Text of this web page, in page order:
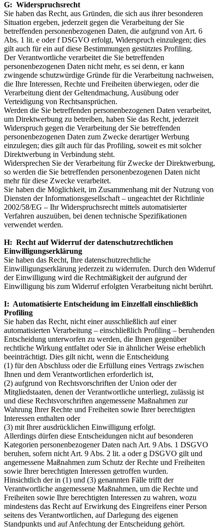
G: Widerspruchsrecht
Sie haben das Recht, aus Gründen, die sich aus ihrer besonderen
Situation ergeben, jederzeit gegen die Verarbeitung der Sie
betreffenden personenbezogenen Daten, die aufgrund von Art. 6
Abs. 1 lit. e oder f DSGVO erfolgt, Widerspruch einzulegen; dies
gilt auch für ein auf diese Bestimmungen gestütztes Profiling.
Der Verantwortliche verarbeitet die Sie betreffenden
personenbezogenen Daten nicht mehr, es sei denn, er kann
zwingende schutzwürdige Gründe für die Verarbeitung nachweisen,
die Ihre Interessen, Rechte und Freiheiten überwiegen, oder die
Verarbeitung dient der Geltendmachung, Ausübung oder
Verteidigung von Rechtsansprüchen.
Werden die Sie betreffenden personenbezogenen Daten verarbeitet,
um Direktwerbung zu betreiben, haben Sie das Recht, jederzeit
Widerspruch gegen die Verarbeitung der Sie betreffenden
personenbezogenen Daten zum Zwecke derartiger Werbung
einzulegen; dies gilt auch für das Profiling, soweit es mit solcher
Direktwerbung in Verbindung steht.
Widersprechen Sie der Verarbeitung für Zwecke der Direktwerbung,
so werden die Sie betreffenden personenbezogenen Daten nicht
mehr für diese Zwecke verarbeitet.
Sie haben die Möglichkeit, im Zusammenhang mit der Nutzung von
Diensten der Informationsgesellschaft – ungeachtet der Richtlinie
2002/58/EG – Ihr Widerspruchsrecht mittels automatisierter
Verfahren auszuüben, bei denen technische Spezifikationen
verwendet werden.
H: Recht auf Widerruf der datenschutzrechtlichen
Einwilligungserklärung
Sie haben das Recht, Ihre datenschutzrechtliche
Einwilligungserklärung jederzeit zu widerrufen. Durch den Widerruf
der Einwilligung wird die Rechtmäßigkeit der aufgrund der
Einwilligung bis zum Widerruf erfolgten Verarbeitung nicht berührt.
I: Automatisierte Entscheidung im Einzelfall einschließlich
Profiling
Sie haben das Recht, nicht einer ausschließlich auf einer
automatisierten Verarbeitung – einschließlich Profiling – beruhenden
Entscheidung unterworfen zu werden, die Ihnen gegenüber
rechtliche Wirkung entfaltet oder Sie in ähnlicher Weise erheblich
beeinträchtigt. Dies gilt nicht, wenn die Entscheidung
(1) für den Abschluss oder die Erfüllung eines Vertrags zwischen
Ihnen und dem Verantwortlichen erforderlich ist,
(2) aufgrund von Rechtsvorschriften der Union oder der
Mitgliedstaaten, denen der Verantwortliche unterliegt, zulässig ist
und diese Rechtsvorschriften angemessene Maßnahmen zur
Wahrung Ihrer Rechte und Freiheiten sowie Ihrer berechtigten
Interessen enthalten oder
(3) mit Ihrer ausdrücklichen Einwilligung erfolgt.
Allerdings dürfen diese Entscheidungen nicht auf besonderen
Kategorien personenbezogener Daten nach Art. 9 Abs. 1 DSGVO
beruhen, sofern nicht Art. 9 Abs. 2 lit. a oder g DSGVO gilt und
angemessene Maßnahmen zum Schutz der Rechte und Freiheiten
sowie Ihrer berechtigten Interessen getroffen wurden.
Hinsichtlich der in (1) und (3) genannten Fälle trifft der
Verantwortliche angemessene Maßnahmen, um die Rechte und
Freiheiten sowie Ihre berechtigten Interessen zu wahren, wozu
mindestens das Recht auf Erwirkung des Eingreifens einer Person
seitens des Verantwortlichen, auf Darlegung des eigenen
Standpunkts und auf Anfechtung der Entscheidung gehört.